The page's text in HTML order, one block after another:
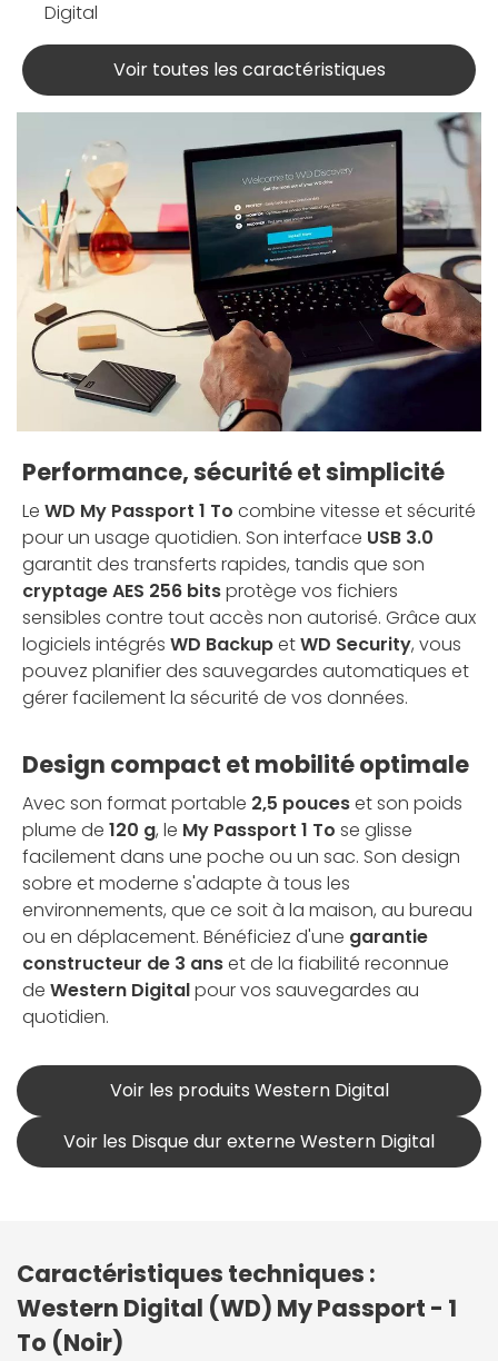
Digital
Voir toutes les caractéristiques
Performance, sécurité et simplicité
Le WD My Passport 1 To combine vitesse et sécurité
pour un usage quotidien. Son interface USB 3.0
garantit des transferts rapides, tandis que son
cryptage AES 256 bitsprotège vos fichiers
sensibles contre tout accès non autorisé. Grâce aux
logiciels intégrés WD BackupetWD Security, vous
pouvez planifier des sauvegardes automatiques et
gérer facilement la sécurité de vos données.
Design compact et mobilité optimale
Avec son format portable 2,5 pouceset son poids
plume de 120 g, le My Passport 1 To se glisse
facilement dans une poche ou un sac. Son design
sobre et moderne s'adapte à tous les
environnements, que ce soit à la maison, au bureau
ou en déplacement. Bénéficiez d'une garantie
constructeur de 3 anset de la fiabilité reconnue
de Western Digitalpour vos sauvegardes au
quotidien.
Voir les produits Western Digital
Voir les Disque dur externe Western Digital
Caractéristiques techniques :
Western Digital (WD) My Passport - 1
To (Noir)